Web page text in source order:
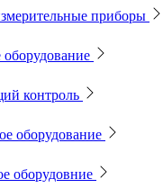
приборы
контроль
оборудование
оборудовние